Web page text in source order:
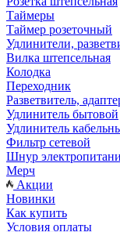
Таймеры
Таймер розеточный
Удлинители,
Вилка штепсельная
Колодка
Переходник
Разветвитель,
Удлинитель бытовой
Удлинитель
Фильтр сетевой
Шнур
Мерч
Акции
Новинки
Как купить
Условия оплаты